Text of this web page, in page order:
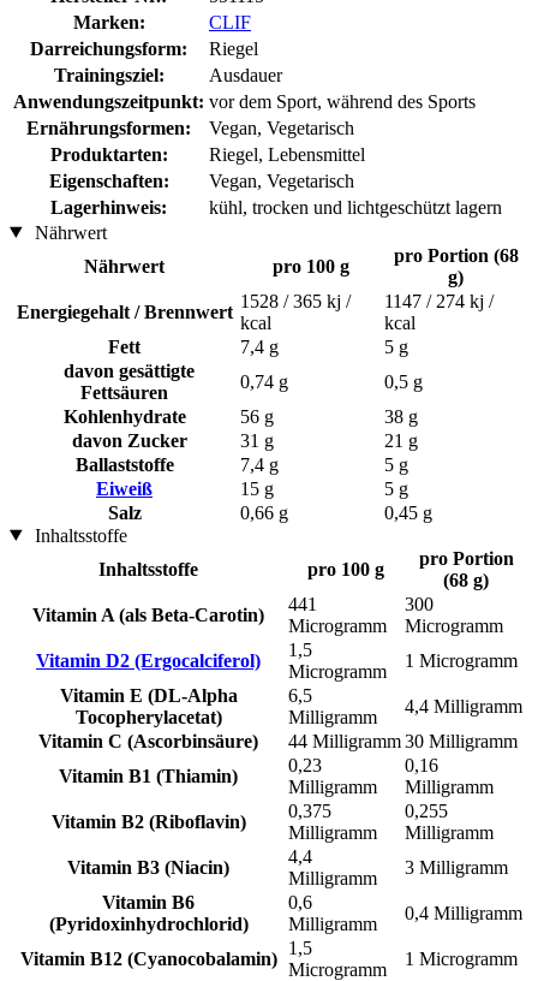
Marken:
CLIF
Darreichungsform:
Riegel
Trainingsziel:
Ausdauer
Anwendungszeitpunkt: vor dem Sport, während des Sports
Ernährungsformen:
Vegan, Vegetarisch
Produktarten:
Riegel, Lebensmittel
Eigenschaften:
Vegan, Vegetarisch
Lagerhinweis:
kühl, trocken und lichtgeschützt lagern
Nährwert
Nährwert
pro 100 g
pro Portion (68
g)
Energiegehalt / Brennwert
1528 / 365 kj /
kcal
1147 / 274 kj /
kcal
Fett
7,4 g
5 g
davon gesättigte
Fettsäuren
0,74 g
0,5 g
Kohlenhydrate
56 g
38 g
davon Zucker
31 g
21 g
Ballaststoffe
7,4 g
5 g
Eiweiß
15 g
5 g
Salz
0,66 g
0,45 g
Inhaltsstoffe
Inhaltsstoffe
pro 100 g
pro Portion
(68 g)
Vitamin A (als Beta-Carotin)
441
Microgramm
300
Microgramm
Vitamin D2 (Ergocalciferol)
1,5
Microgramm
1 Microgramm
Vitamin E (DL-Alpha
Tocopherylacetat)
6,5
Milligramm
4,4 Milligramm
Vitamin C (Ascorbinsäure)
44 Milligramm30 Milligramm
Vitamin B1 (Thiamin)
0,23
Milligramm
0,16
Milligramm
Vitamin B2 (Riboflavin)
0,375
Milligramm
0,255
Milligramm
Vitamin B3 (Niacin)
4,4
Milligramm
3 Milligramm
Vitamin B6
(Pyridoxinhydrochlorid)
0,6
Milligramm
0,4 Milligramm
Vitamin B12 (Cyanocobalamin)
1,5
Microgramm
1 Microgramm